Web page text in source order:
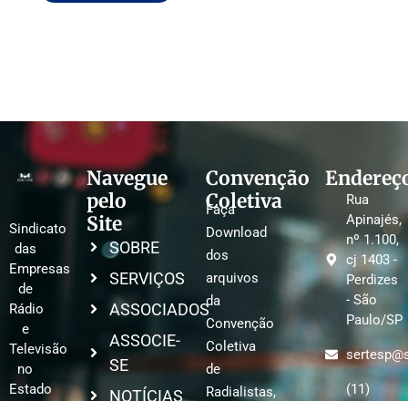
Sindicato
das
Empresas
de
Rádio
e
Televisão
no
Estado
Navegue
pelo
Site
SOBRE
SERVIÇOS
ASSOCIADOS
ASSOCIE-
SE
NOTÍCIAS
Convenção
Coletiva
Faça
Download
dos
arquivos
da
Convenção
Coletiva
de
Radialistas,
Rua
Apinajés,
nº 1.100,
cj 1403 -
Perdizes
- São
Paulo/SP
(11)